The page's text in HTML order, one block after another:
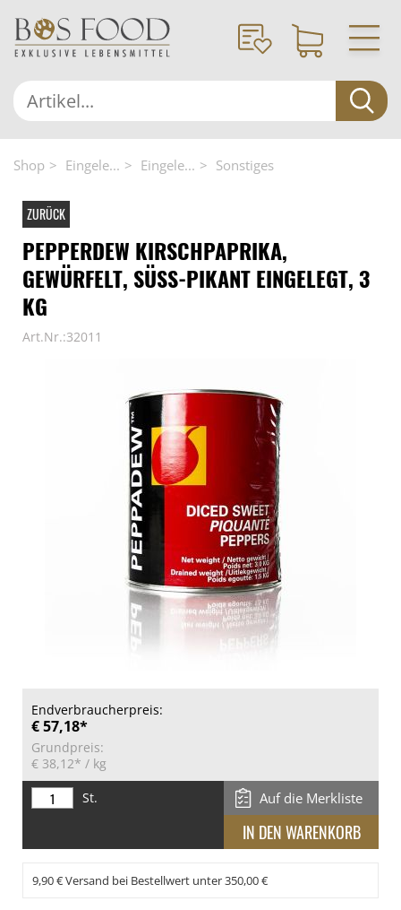
Shop Eingele... Eingele... Sonstiges
ZURÜCK
PEPPERDEW KIRSCHPAPRIKA,
GEWÜRFELT, SÜSS-PIKANT EINGELEGT, 3 K
G
Art.Nr.:32011
Endverbraucherpreis:
€ 57,18*
Grundpreis:
€ 38,12* / kg
St.
Auf die Merkliste
9,90 € Versand bei Bestellwert unter 350,00 €